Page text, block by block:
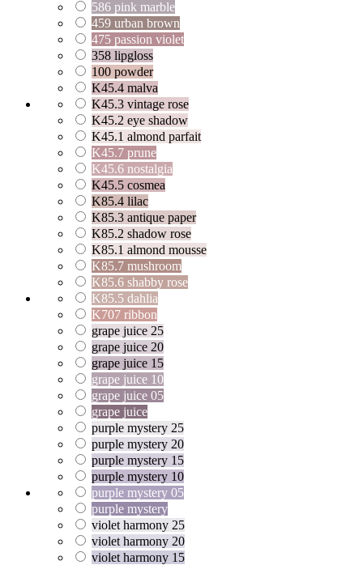
586 pink marble
459 urban brown
475 passion violet
358 lipgloss
100 powder
K45.4 malva
K45.3 vintage rose
K45.2 eye shadow
K45.1 almond parfait
K45.7 prune
K45.6 nostalgia
K45.5 cosmea
K85.4 lilac
K85.3 antique paper
K85.2 shadow rose
K85.1 almond mousse
K85.7 mushroom
K85.6 shabby rose
K85.5 dahlia
K707 ribbon
grape juice 25
grape juice 20
grape juice 15
grape juice 10
grape juice 05
grape juice
purple mystery 25
purple mystery 20
purple mystery 15
purple mystery 10
purple mystery 05
purple mystery
violet harmony 25
violet harmony 20
violet harmony 15